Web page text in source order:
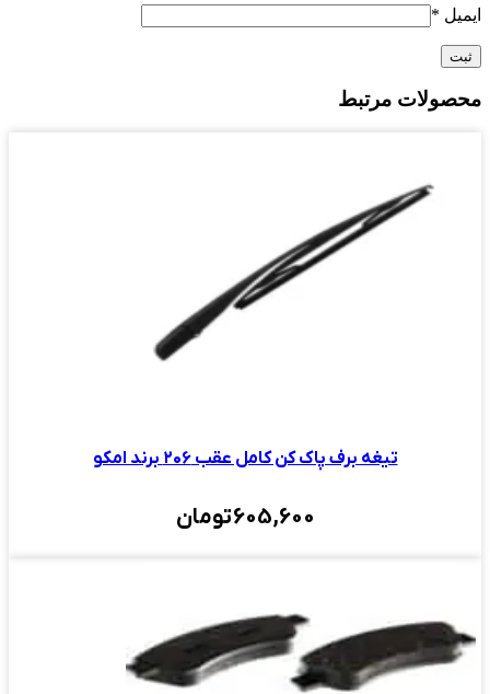
ایمیل *
محصولات مرتبط
تیغه برف پاک کن کامل عقب ۲۰۶ برند امکو
605,600تومان